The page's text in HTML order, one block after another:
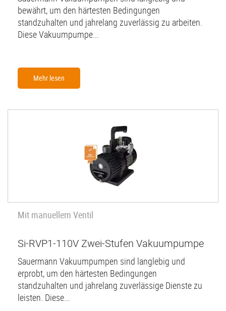
bewährt, um den härtesten Bedingungen
standzuhalten und jahrelang zuverlässig zu arbeiten.
Diese Vakuumpumpe...
Mehr lesen
Mit manuellem Ventil
Si-RVP1-110V Zwei-Stufen Vakuumpumpe
Sauermann Vakuumpumpen sind langlebig und
erprobt, um den härtesten Bedingungen
standzuhalten und jahrelang zuverlässige Dienste zu
leisten. Diese...